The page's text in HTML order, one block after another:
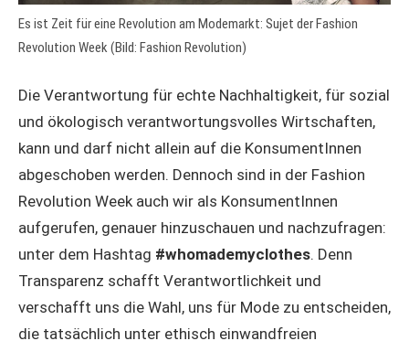
Es ist Zeit für eine Revolution am Modemarkt: Sujet der Fashion
Revolution Week (Bild: Fashion Revolution)
Die Verantwortung für echte Nachhaltigkeit, für sozial
und ökologisch verantwortungsvolles Wirtschaften,
kann und darf nicht allein auf die KonsumentInnen
abgeschoben werden. Dennoch sind in der Fashion
Revolution Week auch wir als KonsumentInnen
aufgerufen, genauer hinzuschauen und nachzufragen:
unter dem Hashtag #whomademyclothes. Denn
Transparenz schafft Verantwortlichkeit und
verschafft uns die Wahl, uns für Mode zu entscheiden,
die tatsächlich unter ethisch einwandfreien